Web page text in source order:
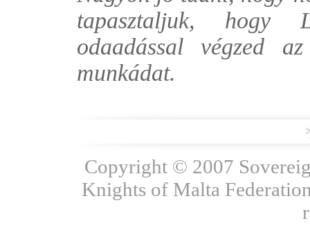
tapasztaljuk, hogy
odaadással végzed
munkádat.
Copyright © 2007
Knights of Malta